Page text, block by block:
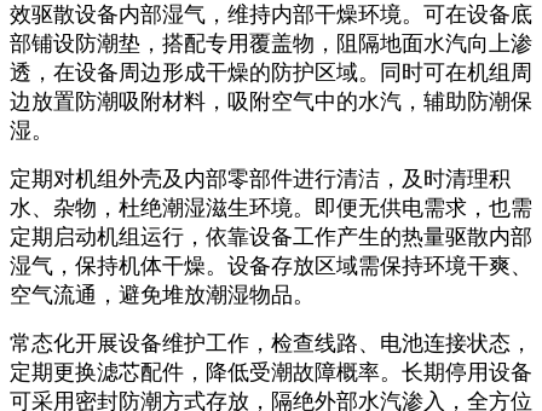
效驱散设备内部湿气，维持内部干燥环境。可在设备底
部铺设防潮垫，搭配专用覆盖物，阻隔地面水汽向上渗
透，在设备周边形成干燥的防护区域。同时可在机组周
边放置防潮吸附材料，吸附空气中的水汽，辅助防潮保
湿。
定期对机组外壳及内部零部件进行清洁，及时清理积
水、杂物，杜绝潮湿滋生环境。即便无供电需求，也需
定期启动机组运行，依靠设备工作产生的热量驱散内部
湿气，保持机体干燥。设备存放区域需保持环境干爽、
空气流通，避免堆放潮湿物品。
常态化开展设备维护工作，检查线路、电池连接状态，
定期更换滤芯配件，降低受潮故障概率。长期停用设备
可采用密封防潮方式存放，隔绝外部水汽渗入，全方位